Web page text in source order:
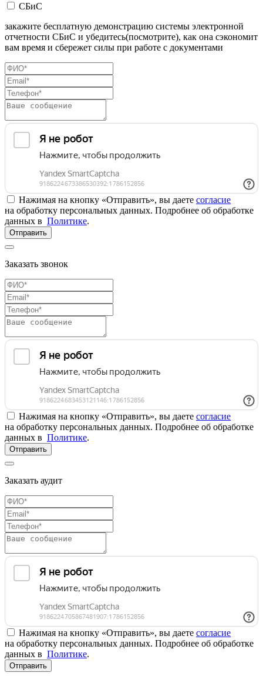
СБиС
закажите бесплатную демонстрацию системы электронной
отчетности СБиС и убедитесь(посмотрите), как она сэкономит
вам время и сбережет силы при работе с документами
Нажимая на кнопку «Отправить», вы даете согласие
на обработку персональных данных. Подробнее об обработке
данных в Политике.
Отправить
Заказать звонок
Нажимая на кнопку «Отправить», вы даете согласие
на обработку персональных данных. Подробнее об обработке
данных в Политике.
Отправить
Заказать аудит
Нажимая на кнопку «Отправить», вы даете согласие
на обработку персональных данных. Подробнее об обработке
данных в Политике.
Отправить